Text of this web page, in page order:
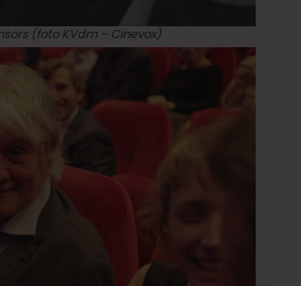
(foto KVdm – Cinevox)